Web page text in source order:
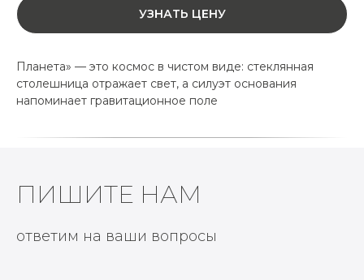
УЗНАТЬ ЦЕНУ
Планета» — это космос в чистом виде: стеклянная
столешница отражает свет, а силуэт основания
напоминает гравитационное поле
ПИШИТЕ НАМ
ответим на ваши вопросы